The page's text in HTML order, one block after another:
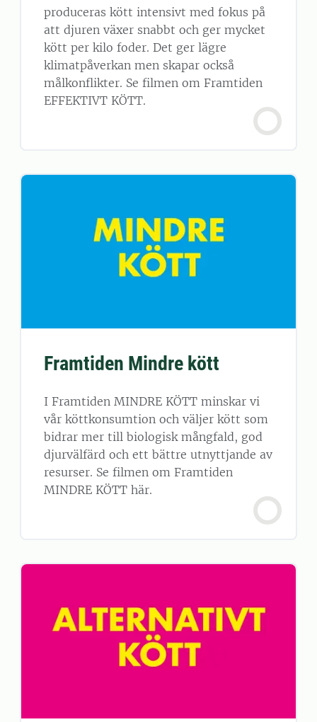
produceras kött intensivt med fokus på
att djuren växer snabbt och ger mycket
kött per kilo foder. Det ger lägre
klimatpåverkan men skapar också
målkonflikter. Se filmen om Framtiden
EFFEKTIVT KÖTT.
Framtiden Mindre kött
I Framtiden MINDRE KÖTT minskar vi
vår köttkonsumtion och väljer kött som
bidrar mer till biologisk mångfald, god
djurvälfärd och ett bättre utnyttjande av
resurser. Se filmen om Framtiden
MINDRE KÖTT här.